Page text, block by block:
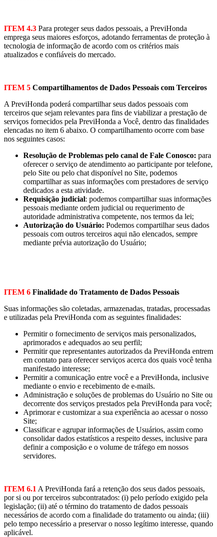
ITEM 4.3 Para proteger seus dados pessoais, a PreviHonda
emprega seus maiores esforços, adotando ferramentas de proteção à
tecnologia de informação de acordo com os critérios mais
atualizados e confiáveis do mercado.
ITEM 5 Compartilhamentos de Dados Pessoais com Terceiros
A PreviHonda poderá compartilhar seus dados pessoais com
terceiros que sejam relevantes para fins de viabilizar a prestação de
serviços fornecidos pela PreviHonda a Você, dentro das finalidades
elencadas no item 6 abaixo. O compartilhamento ocorre com base
nos seguintes casos:
Resolução de Problemas pelo canal de Fale Conosco: para
oferecer o serviço de atendimento ao participante por telefone,
pelo Site ou pelo chat disponível no Site, podemos
compartilhar as suas informações com prestadores de serviço
dedicados a esta atividade.
Requisição judicial: podemos compartilhar suas informações
pessoais mediante ordem judicial ou requerimento de
autoridade administrativa competente, nos termos da lei;
Autorização do Usuário: Podemos compartilhar seus dados
pessoais com outros terceiros aqui não elencados, sempre
mediante prévia autorização do Usuário;
ITEM 6 Finalidade do Tratamento de Dados Pessoais
Suas informações são coletadas, armazenadas, tratadas, processadas
e utilizadas pela PreviHonda com as seguintes finalidades:
Permitir o fornecimento de serviços mais personalizados,
aprimorados e adequados ao seu perfil;
Permitir que representantes autorizados da PreviHonda entrem
em contato para oferecer serviços acerca dos quais você tenha
manifestado interesse;
Permitir a comunicação entre você e a PreviHonda, inclusive
mediante o envio e recebimento de e-mails.
Administração e soluções de problemas do Usuário no Site ou
decorrente dos serviços prestados pela PreviHonda para você;
Aprimorar e customizar a sua experiência ao acessar o nosso
Site;
Classificar e agrupar informações de Usuários, assim como
consolidar dados estatísticos a respeito desses, inclusive para
definir a composição e o volume de tráfego em nossos
servidores.
ITEM 6.1 A PreviHonda fará a retenção dos seus dados pessoais,
por si ou por terceiros subcontratados: (i) pelo período exigido pela
legislação; (ii) até o término do tratamento de dados pessoais
necessários de acordo com a finalidade do tratamento ou ainda; (iii)
pelo tempo necessário a preservar o nosso legítimo interesse, quando
aplicável.